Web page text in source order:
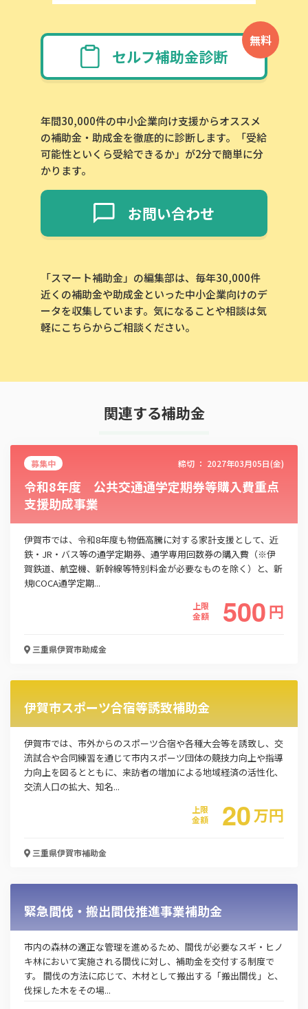
この補助金の情報をPDFダウンロード
お名前
会社名
無料
セルフ補助金診断
年間30,000件の中小企業向け支援からオススメ
の補助金・助成金を徹底的に診断します。「受給
可能性といくら受給できるか」が2分で簡単に分
かります。
お問い合わせ
「スマート補助金」の編集部は、毎年30,000件
近くの補助金や助成金といった中小企業向けのデ
ータを収集しています。気になることや相談は気
軽にこちらからご相談ください。
関連する補助金
募集中 締切 ： 2027年03月05日(金)
令和8年度 公共交通通学定期券等購入費重点
支援助成事業
伊賀市では、令和8年度も物価高騰に対する家計支援として、近
鉄・JR・バス等の通学定期券、通学専用回数券の購入費（※伊
賀鉄道、航空機、新幹線等特別料金が必要なものを除く）と、新
規ICOCA通学定期...
上限
金額
500円
三重県伊賀市助成金
伊賀市スポーツ合宿等誘致補助金
伊賀市では、市外からのスポーツ合宿や各種大会等を誘致し、交
流試合や合同練習を通じて市内スポーツ団体の競技力向上や指導
力向上を図るとともに、来訪者の増加による地域経済の活性化、
交流人口の拡大、知名...
上限
金額
20万円
三重県伊賀市補助金
緊急間伐・搬出間伐推進事業補助金
市内の森林の適正な管理を進めるため、間伐が必要なスギ・ヒノ
キ林において実施される間伐に対し、補助金を交付する制度で
す。 間伐の方法に応じて、木材として搬出する「搬出間伐」と、
伐採した木をその場...